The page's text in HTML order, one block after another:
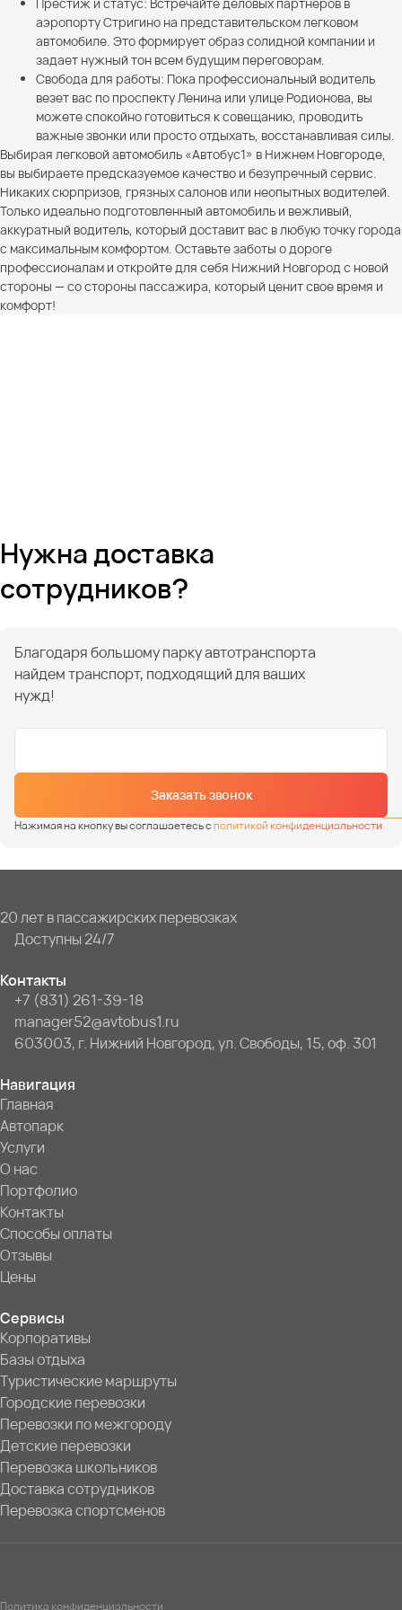
аэропорту Стригино на представительском легковом
автомобиле. Это формирует образ солидной компании и
задает нужный тон всем будущим переговорам.
Свобода для работы: Пока профессиональный водитель
везет вас по проспекту Ленина или улице Родионова, вы
можете спокойно готовиться к совещанию, проводить
важные звонки или просто отдыхать, восстанавливая силы.
Выбирая легковой автомобиль «Автобус1» в Нижнем Новгороде,
вы выбираете предсказуемое качество и безупречный сервис.
Никаких сюрпризов, грязных салонов или неопытных водителей.
Только идеально подготовленный автомобиль и вежливый,
аккуратный водитель, который доставит вас в любую точку города
с максимальным комфортом. Оставьте заботы о дороге
профессионалам и откройте для себя Нижний Новгород с новой
стороны — со стороны пассажира, который ценит свое время и
комфорт!
Нужна доставка
сотрудников?
Благодаря большому парку автотранспорта
найдем транспорт, подходящий для ваших
нужд!
Заказать звонок
Нажимая на кнопку вы соглашаетесь сполитикой конфиденциальности
20 лет в пассажирских перевозках
Доступны 24/7
Контакты
+7 (831) 261-39-18
manager52@avtobus1.ru
603003, г. Нижний Новгород, ул. Свободы, 15, оф. 301
Навигация
Главная
Автопарк
Услуги
О нас
Портфолио
Контакты
Способы оплаты
Отзывы
Цены
Сервисы
Корпоративы
Базы отдыха
Туристические маршруты
Городские перевозки
Перевозки по межгороду
Детские перевозки
Перевозка школьников
Доставка сотрудников
Перевозка спортсменов
Политика конфиденциальности